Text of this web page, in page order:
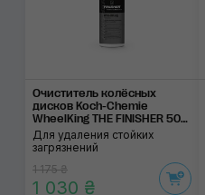
Очиститель колёсных
дисков Koch-Chemie
WheelKing THE FINISHER 500
ml
Для удаления стойких
загрязнений
1 175 ₴
1 030 ₴